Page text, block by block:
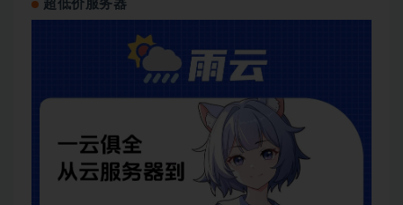
超低价服务器